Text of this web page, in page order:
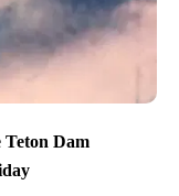
Teton Dam